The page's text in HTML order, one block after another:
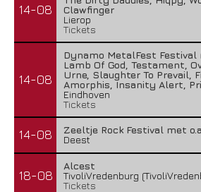
14-08
Clawfinger
Lierop
Tickets
14-08
Dynamo MetalFest Festival
Lamb Of God, Testament,
Urne, Slaughter To Prevail,
Amorphis, Insanity Alert,
Eindhoven
Tickets
14-08
Zeeltje Rock Festival met
Deest
18-08
Alcest
TivoliVredenburg
Tickets